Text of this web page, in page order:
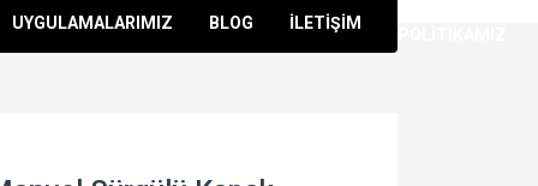
UYGULAMALARIMIZ BLOG İLETİŞİM